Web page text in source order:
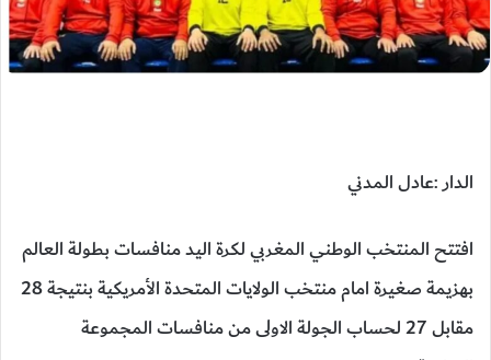
الدار :عادل المدني
افتتح المنتخب الوطني المغربي لكرة اليد منافسات بطولة العالم
بهزيمة صغيرة امام منتخب الولايات المتحدة الأمريكية بنتيجة 28
مقابل 27 لحساب الجولة الاولى من منافسات المجموعة